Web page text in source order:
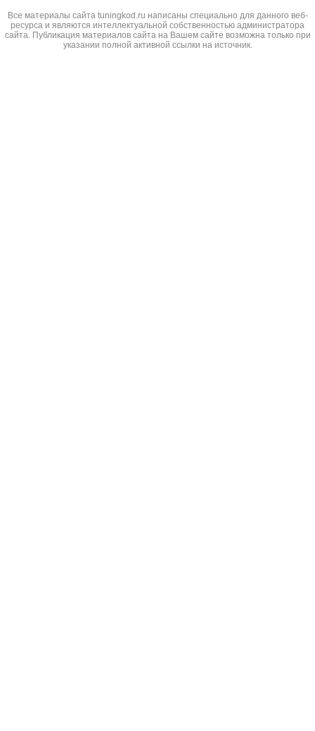
Все материалы сайта tuningkod.ru написаны специально для данного веб-
ресурса и являются интеллектуальной собственностью администратора
сайта. Публикация материалов сайта на Вашем сайте возможна только при
указании полной активной ссылки на источник.